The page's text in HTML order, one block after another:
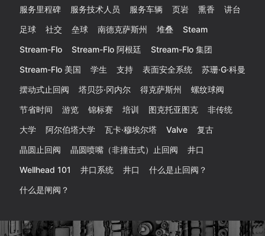
服务里程碑
服务技术人员 服务车辆 页岩 熏香
讲台
足球
社交 垒球 南德克萨斯州 堆叠
Steam
Stream-Flo
Stream-Flo 阿根廷
Stream-Flo 集团
Stream-Flo 美国
学生 支持 表面安全系统
苏珊·G·科曼
摆动式止回阀
塔贝莎·冈内尔 得克萨斯州
螺纹球阀
节省时间
游览 锦标赛 培训 图克托亚图克
非传统
大学
阿尔伯塔大学 瓦卡·穆埃尔塔 Valve
复古
晶圆止回阀
晶圆喷嘴（非撞击式）止回阀
井口
Wellhead 101
井口系统 井口
什么是止回阀？
什么是闸阀？